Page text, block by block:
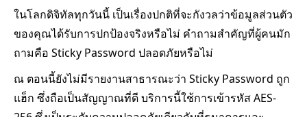
ในโลกดิจิทัลทุกวันนี้ เป็นเรื่องปกติที่จะกังวลว่าข้อมูลส่วนตัว
ของคุณได้รับการปกป้องจริงหรือไม่ คำถามสำคัญที่ผู้คนมัก
ถามคือ Sticky Password ปลอดภัยหรือไม่
ณ ตอนนี้ยังไม่มีรายงานสาธารณะว่า Sticky Password ถูก
แฮ็ก ซึ่งถือเป็นสัญญาณที่ดี บริการนี้ใช้การเข้ารหัส AES-